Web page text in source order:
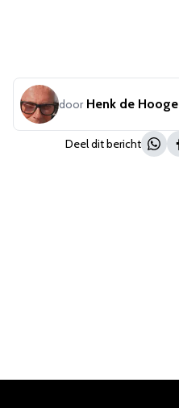
door Henk de Hooge
Deel dit bericht